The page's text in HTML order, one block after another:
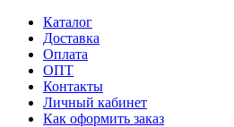
Каталог
Доставка
Оплата
ОПТ
Контакты
Личный кабинет
Как оформить заказ